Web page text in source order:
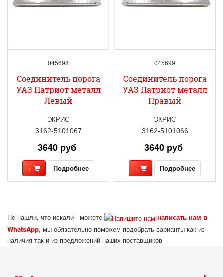
045698
Соединитель порога
УАЗ Патриот металл
Левый
ЭКРИС
3162-5101067
3640 руб
+ Подробнее
045699
Соединитель порога
УАЗ Патриот металл
Правый
ЭКРИС
3162-5101066
3640 руб
+ Подробнее
Не нашли, что искали - можете
написать нам в
WhatsApp, мы обязательно поможем подобрать варианты как из
наличия так и из предложений наших поставщиков